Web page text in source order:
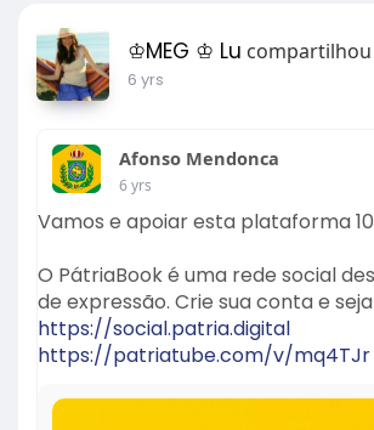
♔MEG ♔ Lu
6 yrs
Afonso Mendonca
6 yrs
Vamos e apoiar esta plataforma
O PátriaBook é uma rede social
de expressão. Crie sua conta e
https://social.patria.digital
https://patriatube.com/v/mq4TJr